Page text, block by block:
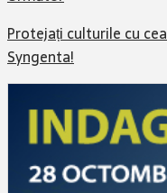
Protejați culturile cu
Syngenta!